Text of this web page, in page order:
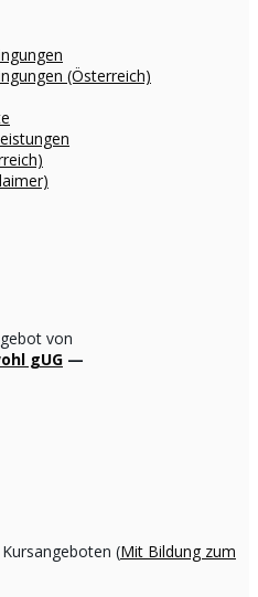
(Österreich)
von
gUG —
(Mit Bildung zum